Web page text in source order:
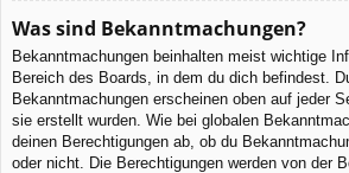
Was sind Bekanntmachungen?
Bekanntmachungen beinhalten meist wichtige
Bereich des Boards, in dem du dich befindest.
Bekanntmachungen erscheinen oben auf jeder
sie erstellt wurden. Wie bei globalen
deinen Berechtigungen ab, ob du
oder nicht. Die Berechtigungen werden von der